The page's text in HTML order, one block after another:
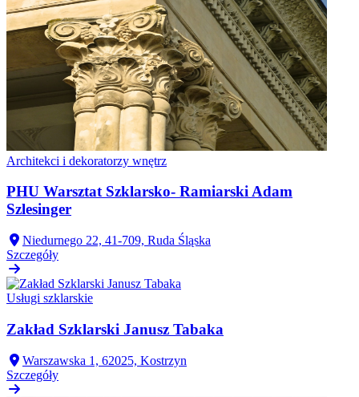
Architekci i dekoratorzy wnętrz
PHU Warsztat Szklarsko- Ramiarski Adam
Szlesinger
Niedurnego 22, 41-709, Ruda Śląska
Szczegóły
Usługi szklarskie
Zakład Szklarski Janusz Tabaka
Warszawska 1, 62025, Kostrzyn
Szczegóły